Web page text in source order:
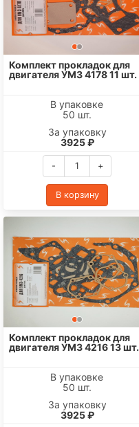
Комплект прокладок для
двигателя УМЗ 4178 11 шт.
В упаковке
50 шт.
За упаковку
3925 ₽
- +
В корзину
Комплект прокладок для
двигателя УМЗ 4216 13 шт.
В упаковке
50 шт.
За упаковку
3925 ₽